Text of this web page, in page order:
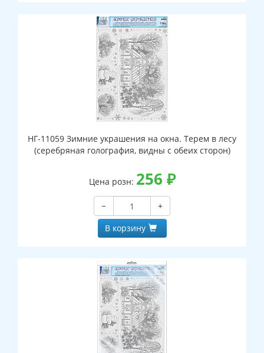
НГ-11059 Зимние украшения на окна. Терем в лесу
(серебряная голография, видны с обеих сторон)
Цена розн: 256 ₽
−
+
В корзину